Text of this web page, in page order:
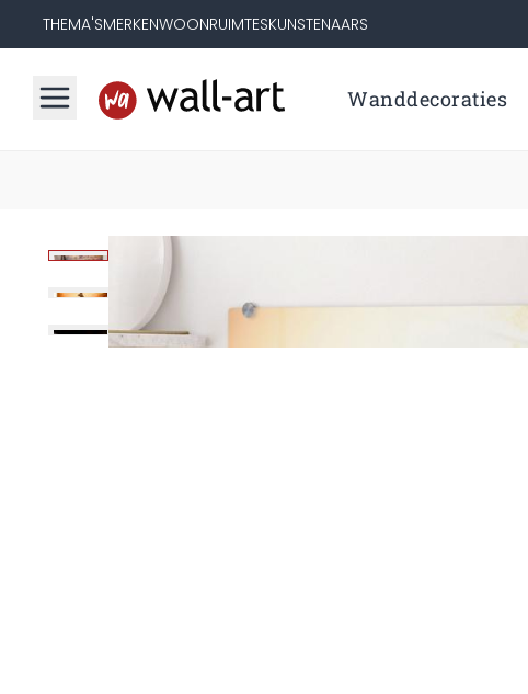
THEMA'SMERKENWOONRUIMTESKUNSTENAARS
Wanddecoraties